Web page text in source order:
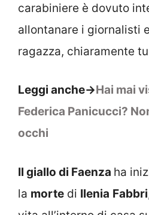
carabiniere è dovuto
allontanare i giornalisti
ragazza, chiaramente
Leggi anche->Hai mai
Federica Panicucci?
occhi
Il giallo di Faenza ha
la morte di Ilenia Fabbri